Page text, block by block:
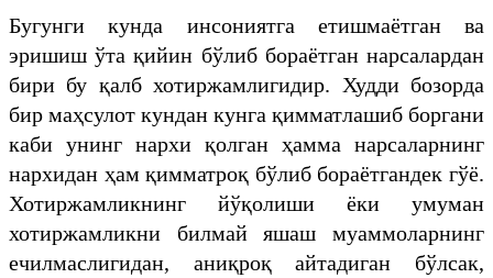
Бугунги кунда инсониятга етишмаётган ва
эришиш ўта қийин бўлиб бораётган нарсалардан
бири бу қалб хотиржамлигидир. Худди бозорда
бир маҳсулот кундан кунга қимматлашиб боргани
каби унинг нархи қолган ҳамма нарсаларнинг
нархидан ҳам қимматроқ бўлиб бораётгандек гўё.
Хотиржамликнинг йўқолиши ёки умуман
хотиржамликни билмай яшаш муаммоларнинг
ечилмаслигидан, аниқроқ айтадиган бўлсак,